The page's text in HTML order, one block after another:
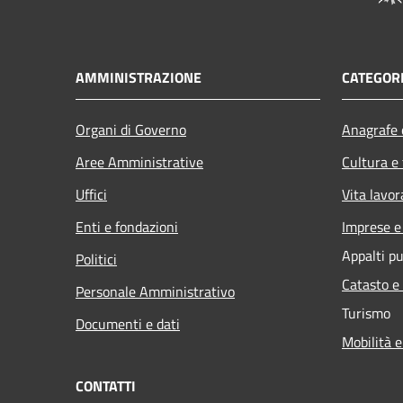
AMMINISTRAZIONE
Organi di Governo
Aree Amministrative
Uffici
Enti e fondazioni
Politici
Personale Amministrativo
Documenti e dati
Cultura
Vita
Imprese
Appalti
Catasto
Turismo
Mobilità
CONTATTI